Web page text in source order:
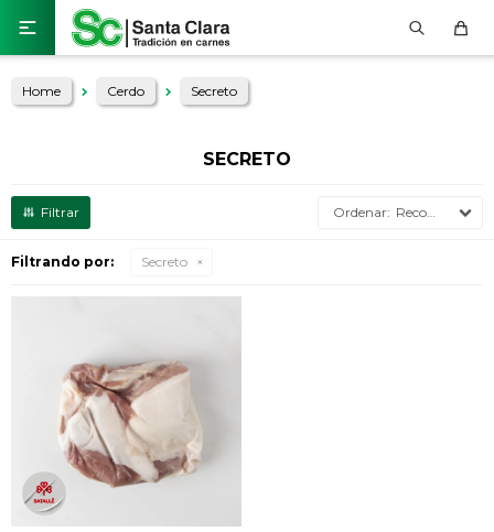

Home Cerdo Secreto
SECRETO
Recomendados
Filtrando por: Secreto